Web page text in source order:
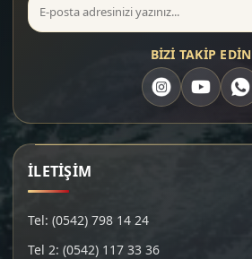
BİZİ TAKİP EDİN
İLETİŞİM
Tel: (0542) 798 14 24
Tel 2: (0542) 117 33 36